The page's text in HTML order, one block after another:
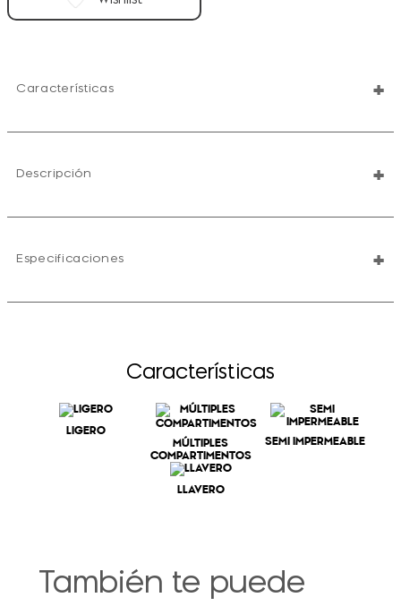
Características +
Descripción +
Especificaciones +
Características
LIGERO
MÚLTIPLES
COMPARTIMENTOS
SEMI IMPERMEABLE
LLAVERO
También te puede